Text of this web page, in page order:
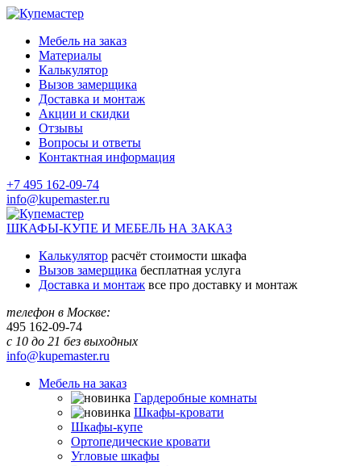
Мебель на заказ
Материалы
Калькулятор
Вызов замерщика
Доставка и монтаж
Акции и скидки
Отзывы
Вопросы и ответы
Контактная информация
+7 495 162-09-74
info@kupemaster.ru
ШКАФЫ-КУПЕ И МЕБЕЛЬ НА ЗАКАЗ
Калькулятор расчёт стоимости шкафа
Вызов замерщика бесплатная услуга
Доставка и монтаж все про доставку и монтаж
телефон в Москве:
495 162-09-74
с 10 до 21 без выходных
info@kupemaster.ru
Мебель на заказ
Гардеробные комнаты
Шкафы-кровати
Шкафы-купе
Ортопедические кровати
Угловые шкафы